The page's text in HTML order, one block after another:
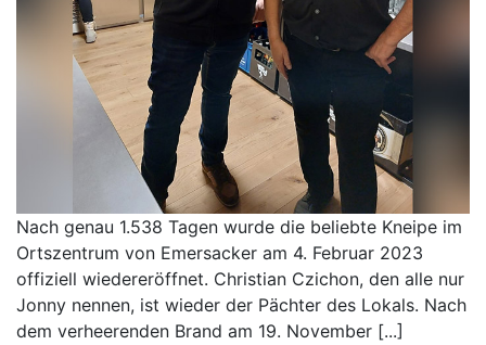
Nach genau 1.538 Tagen wurde die beliebte Kneipe im
Ortszentrum von Emersacker am 4. Februar 2023
offiziell wiedereröffnet. Christian Czichon, den alle nur
Jonny nennen, ist wieder der Pächter des Lokals. Nach
dem verheerenden Brand am 19. November [...]